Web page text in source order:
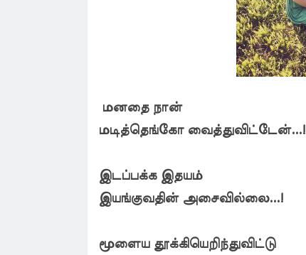
மனதை நான்
மடித்தெங்கோ வைத்துவிட்டேன்...!
இடப்பக்க இதயம்
இயங்குவதின் அசைவில்லை...!
மூளைய தூக்கியெறிந்துவிட்டு